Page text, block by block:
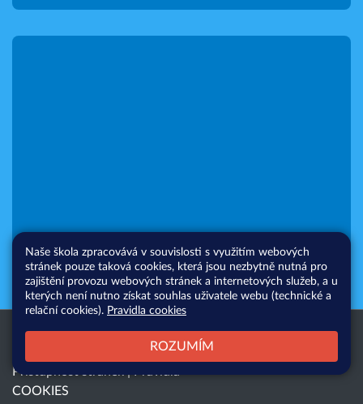
Všechna práva vyhrazena. Copyright
|Přihlásit|
Přístupnost stránek
COOKIES
Web školy
Naše škola zpracovává v souvislosti s využitím webových
stránek pouze taková cookies, která jsou nezbytně nutná pro
zajištění provozu webových stránek a internetových služeb, a u
kterých není nutno získat souhlas uživatele webu (technické a
relační cookies). Pravidla cookies
ROZUMÍM